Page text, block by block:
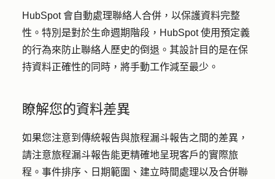
HubSpot 會自動處理聯絡人合併，以保護資料完整
性。特別是對於生命週期階段，HubSpot 使用預定義
的行為來防止聯絡人歷史的倒退。其設計目的是在保
持資料正確性的同時，將手動工作減至最少。
瞭解您的資料差異
如果您注意到傳統報告與旅程漏斗報告之間的差異，
請注意旅程漏斗報告能更精確地呈現客戶的實際旅
程。事件排序、日期範圍、建立時間處理以及合併聯